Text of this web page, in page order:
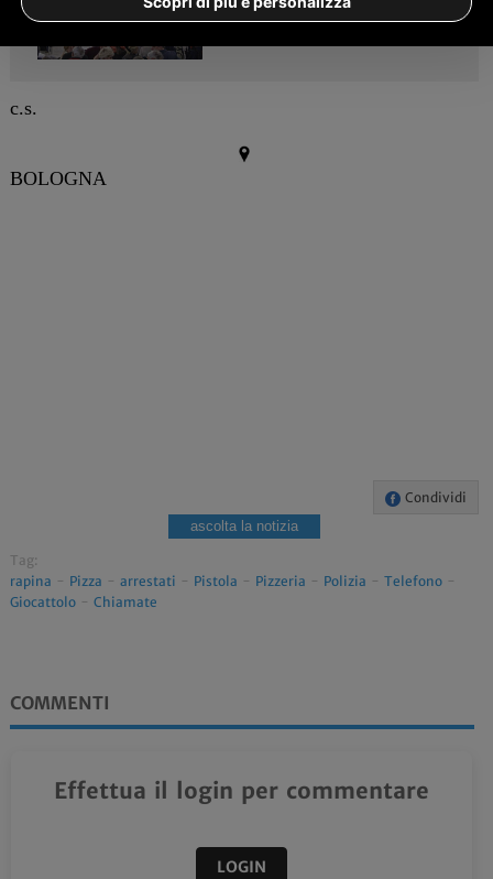
c.s.
BOLOGNA
Condividi
ascolta la notizia
Tag:
rapina - Pizza - arrestati - Pistola - Pizzeria - Polizia - Telefono-
Giocattolo- Chiamate
COMMENTI
Effettua il login per commentare
LOGIN